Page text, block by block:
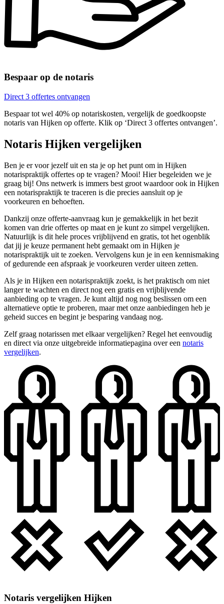
Bespaar op de notaris
Direct 3 offertes ontvangen
Bespaar tot wel 40% op notariskosten, vergelijk de goedkoopste
notaris van Hijken op offerte. Klik op ‘Direct 3 offertes ontvangen’.
Notaris Hijken vergelijken
Ben je er voor jezelf uit en sta je op het punt om in Hijken
notarispraktijk offertes op te vragen? Mooi! Hier begeleiden we je
graag bij! Ons netwerk is immers best groot waardoor ook in Hijken
een notarispraktijk te traceren is die precies aansluit op je
voorkeuren en behoeften.
Dankzij onze offerte-aanvraag kun je gemakkelijk in het bezit
komen van drie offertes op maat en je kunt zo simpel vergelijken.
Natuurlijk is dit hele proces vrijblijvend en gratis, tot het ogenblik
dat jij je keuze permanent hebt gemaakt om in Hijken je
notarispraktijk uit te zoeken. Vervolgens kun je in een kennismaking
of gedurende een afspraak je voorkeuren verder uiteen zetten.
Als je in Hijken een notarispraktijk zoekt, is het praktisch om niet
langer te wachten en direct nog een gratis en vrijblijvende
aanbieding op te vragen. Je kunt altijd nog nog beslissen om een
alternatieve optie te proberen, maar met onze aanbiedingen heb je
geheid succes en begint je besparing vandaag nog.
Zelf graag notarissen met elkaar vergelijken? Regel het eenvoudig
en direct via onze uitgebreide informatiepagina over een notaris
vergelijken.
Notaris vergelijken Hijken